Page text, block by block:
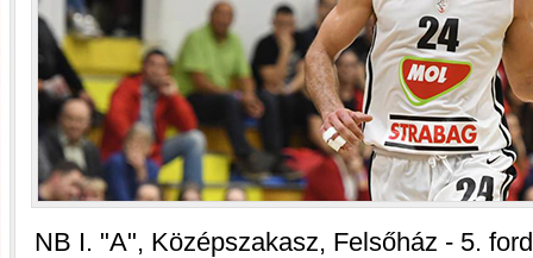
NB I. "A", Középszakasz, Felsőház - 5.